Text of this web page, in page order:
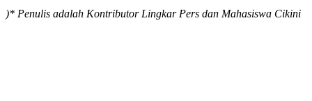
)* Penulis adalah Kontributor Lingkar Pers dan Mahasiswa Cikini